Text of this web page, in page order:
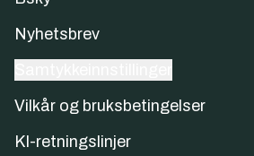
Nyhetsbrev
Vilkår og bruksbetingelser
KI-retningslinjer